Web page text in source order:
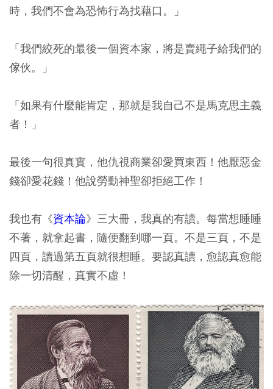
時，我們不會為恐怖行為找藉口。」
「我們絞死的最後一個資本家，將是賣繩子給我們的
傢伙。」
「如果有什麼能肯定，那就是我自己不是馬克思主義
者！」
最後一句很真實，他仇視商業卻愛買東西！他厭惡金
錢卻愛花錢！他說勞動神聖卻拒絕工作！
我也有《資本論》三大冊，我真的有讀。每當想睡睡
不著，就拿起書，隨便翻到哪一頁。不是三頁，不是
四頁，讀過第五頁就很想睡。要認真讀，愈認真愈能
除一切清醒，真實不虛！